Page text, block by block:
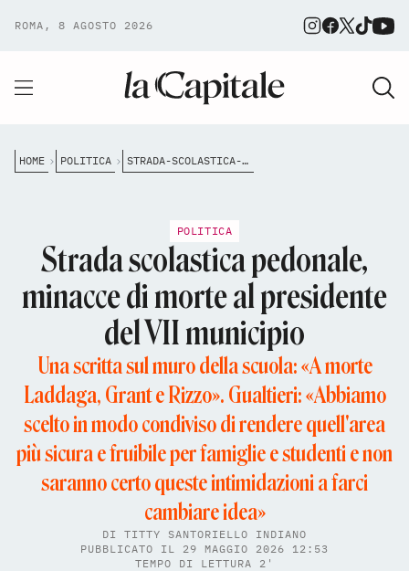
ROMA, 8 AGOSTO 2026
HOME POLITICA STRADA-SCOLASTICA-PEDONALE-MINACCE-DI-MORTE-AL-PRESIDENTE-DEL-VII-MUNICIPIO
POLITICA
Strada scolastica pedonale,
minacce di morte al presidente
del VII municipio
Una scritta sul muro della scuola: «A morte
Laddaga, Grant e Rizzo». Gualtieri: «Abbiamo
scelto in modo condiviso di rendere quell'area
più sicura e fruibile per famiglie e studenti e non
saranno certo queste intimidazioni a farci
cambiare idea»
DI TITTY SANTORIELLO INDIANO
PUBBLICATO IL 29 MAGGIO 2026 12:53
TEMPO DI LETTURA 2'